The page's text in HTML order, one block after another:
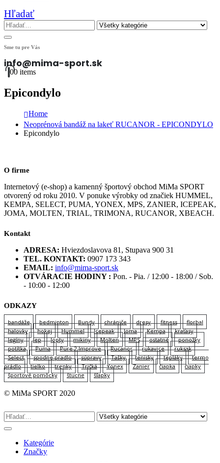
Hľadať
Sme tu pre Vás
info@mima-sport.sk
00 items
Epicondylo
Home
Neoprénová bandáž na lakeť RUCANOR - EPICONDYLO
Epicondylo
O firme
Internetový (e-shop) a kamenný športový obchod MiMa SPORT
otvorený od roku 2010. V ponuke výrobky od značiek HUMMEL,
KEMPA, SELECT, PUMA, YONEX, MPS, ZANIER, ICEPEAK,
JOMA, MOLTEN, TRIAL, TRIMONA, RUCANOR, XBEACH.
Kontakt
ADRESA: Hviezdoslavova 81, Stupava 900 31
TEL. KONTAKT: 0907 173 343
EMAIL: info@mima-sport.sk
OTVÁRACIE HODINY : Pon. - Pia. / 12:00 - 18:00 / Sob.
- 10:00 - 12:00
ODKAZY
bandáže bedminton Bundy chrániče dresy fitness
florbal
halovky
hokej Hummel Icepeak Joma Kempa
kraťasy
legíny
lep lopty mikiny Molten MPS ostatné
ponožky
potítka
Puma Pure 2 Improve Rucanor rukavice
ruksak
Select
spodne pradlo súpravy Tašky tenisky tepláky
termo
prádlo
tielko trenky Tričká Yonex Zanier čiapka
čiapky
športové pomôcky
štucne šľapky
© MiMa SPORT 2020
Kategórie
Značky